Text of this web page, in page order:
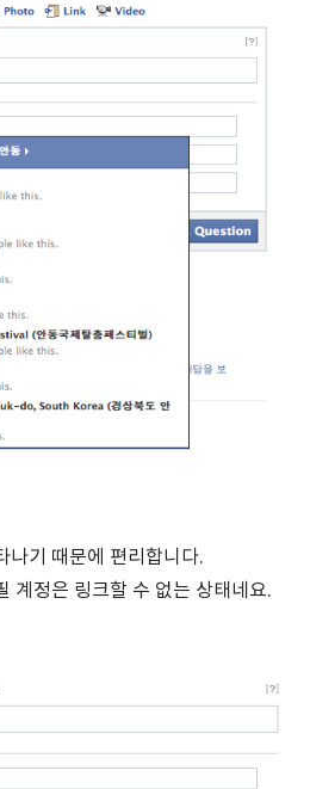
나기 때문에 편리합니다.
계정은 링크할 수 없는 상태네요.